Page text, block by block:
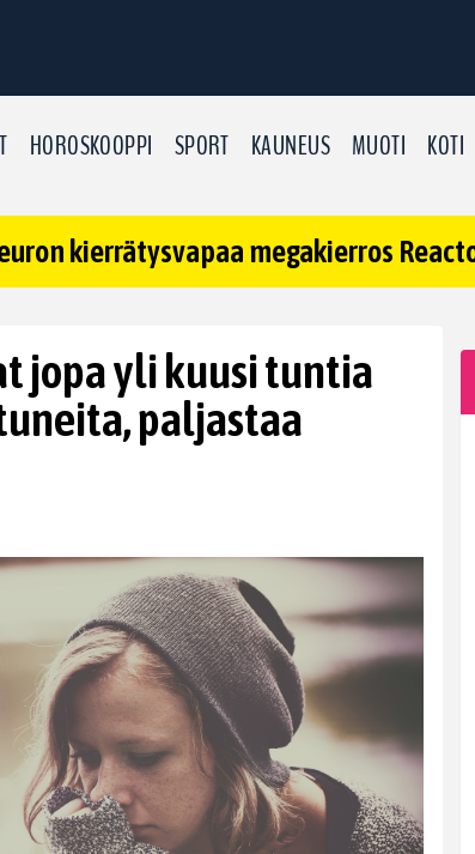
HOROSKOOPPI SPORT KAUNEUS MUOTI KOTI
kierrätysvapaa megakierros
jopa yli kuusi tuntia
paljastaa